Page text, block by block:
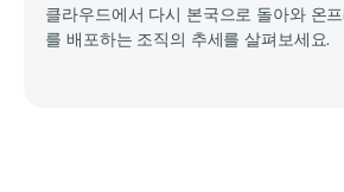
클라우드에서 다시 본국으로 돌아와 온
를 배포하는 조직의 추세를 살펴보세요.